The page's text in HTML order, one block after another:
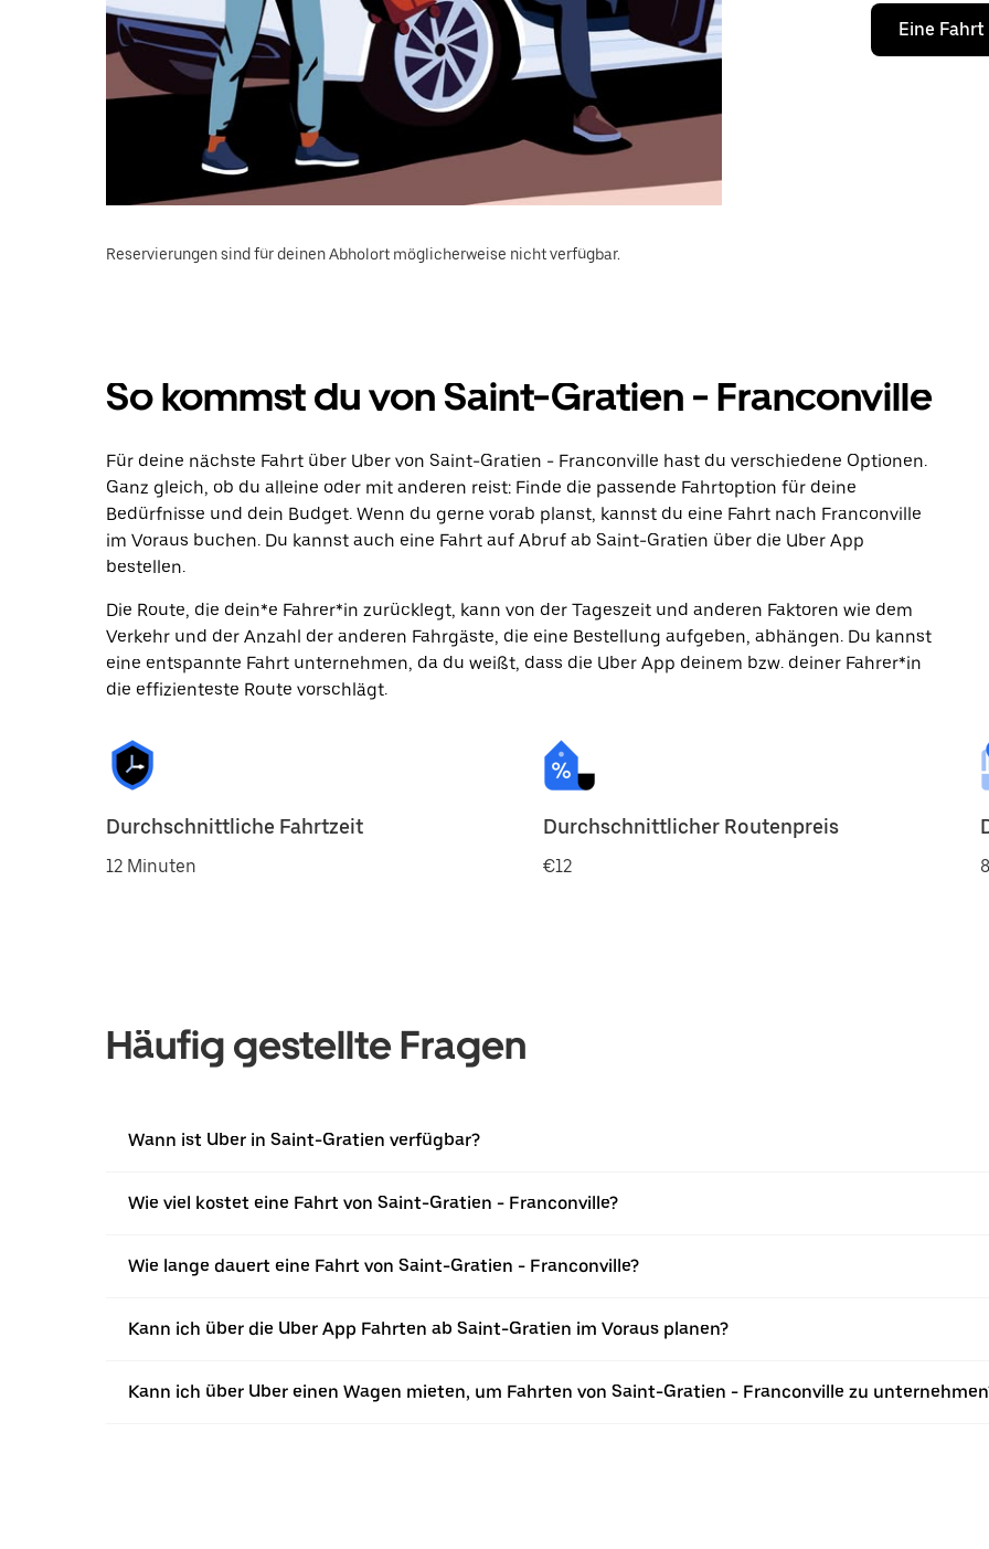
Eine
Reservierungen sind für deinen Abholort möglicherweise nicht verfügbar.
So kommst du von Saint-Gratien - Franconville
Für deine nächste Fahrt über Uber von Saint-Gratien - Franconville hast du verschiedene Optionen.
Ganz gleich, ob du alleine oder mit anderen reist: Finde die passende Fahrtoption für deine
Bedürfnisse und dein Budget. Wenn du gerne vorab planst, kannst du eine Fahrt nach Franconville
im Voraus buchen. Du kannst auch eine Fahrt auf Abruf ab Saint-Gratien über die Uber App
bestellen.
Die Route, die dein*e Fahrer*in zurücklegt, kann von der Tageszeit und anderen Faktoren wie dem
Verkehr und der Anzahl der anderen Fahrgäste, die eine Bestellung aufgeben, abhängen. Du kannst
eine entspannte Fahrt unternehmen, da du weißt, dass die Uber App deinem bzw. deiner Fahrer*in
die effizienteste Route vorschlägt.
Durchschnittliche Fahrtzeit
12 Minuten
Durchschnittlicher Routenpreis
€12
Häufig gestellte Fragen
Wann ist Uber in Saint-Gratien verfügbar?
Wie viel kostet eine Fahrt von Saint-Gratien - Franconville?
Wie lange dauert eine Fahrt von Saint-Gratien - Franconville?
Kann ich über die Uber App Fahrten ab Saint-Gratien im Voraus planen?
Kann ich über Uber einen Wagen mieten, um Fahrten von Saint-Gratien - Franconville zu